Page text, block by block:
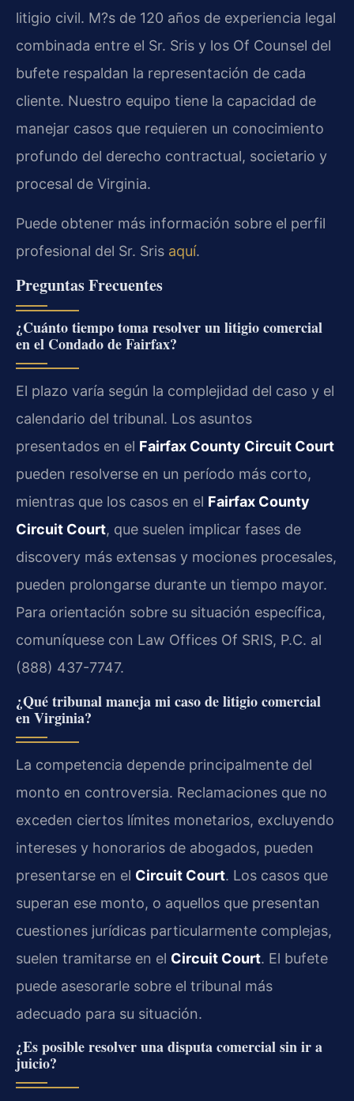
litigio civil. M?s de 120 años de experiencia legal
combinada entre el Sr. Sris y los Of Counsel del
bufete respaldan la representación de cada
cliente. Nuestro equipo tiene la capacidad de
manejar casos que requieren un conocimiento
profundo del derecho contractual, societario y
procesal de Virginia.
Puede obtener más información sobre el perfil
profesional del Sr. Sris aquí.
Preguntas Frecuentes
¿Cuánto tiempo toma resolver un litigio comercial
en el Condado de Fairfax?
El plazo varía según la complejidad del caso y el
calendario del tribunal. Los asuntos
presentados en el Fairfax County Circuit Court
pueden resolverse en un período más corto,
mientras que los casos en el Fairfax County
Circuit Court, que suelen implicar fases de
discovery más extensas y mociones procesales,
pueden prolongarse durante un tiempo mayor.
Para orientación sobre su situación específica,
comuníquese con Law Offices Of SRIS, P.C. al
(888) 437-7747.
¿Qué tribunal maneja mi caso de litigio comercial
en Virginia?
La competencia depende principalmente del
monto en controversia. Reclamaciones que no
exceden ciertos límites monetarios, excluyendo
intereses y honorarios de abogados, pueden
presentarse en el Circuit Court. Los casos que
superan ese monto, o aquellos que presentan
cuestiones jurídicas particularmente complejas,
suelen tramitarse en el Circuit Court. El bufete
puede asesorarle sobre el tribunal más
adecuado para su situación.
¿Es posible resolver una disputa comercial sin ir a
juicio?